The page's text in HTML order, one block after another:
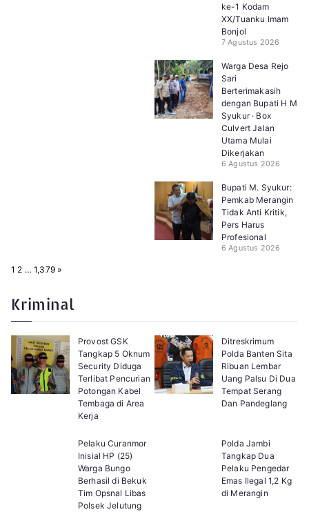
ke-1 Kodam
XX/Tuanku Imam
Bonjol
7 Agustus 2026
Warga Desa Rejo
Sari
Berterimakasih
dengan Bupati H M
Syukur · Box
Culvert Jalan
Utama Mulai
Dikerjakan
6 Agustus 2026
Bupati M. Syukur:
Pemkab Merangin
Tidak Anti Kritik,
Pers Harus
Profesional
6 Agustus 2026
P
:
1 2 … 1,379 N
»
Kriminal
Provost GSK
Tangkap 5 Oknum
Security Diduga
Terlibat Pencurian
Potongan Kabel
Tembaga di Area
Kerja
Ditreskrimum
Polda Banten Sita
Ribuan Lembar
Uang Palsu Di Dua
Tempat Serang
Dan Pandeglang
Pelaku Curanmor
Inisial HP (25)
Warga Bungo
Berhasil di Bekuk
Tim Opsnal Libas
Polsek Jelutung
Polda Jambi
Tangkap Dua
Pelaku Pengedar
Emas Ilegal 1,2 Kg
di Merangin